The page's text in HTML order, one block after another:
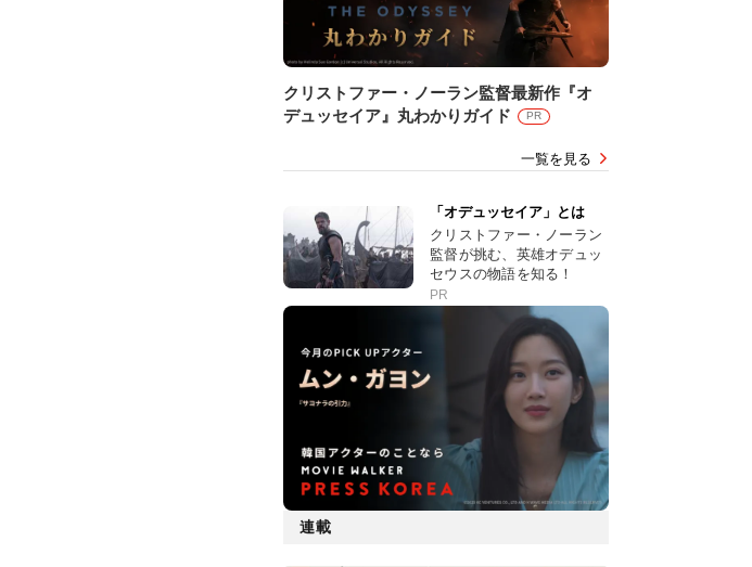
クリストファー・ノーラン監督最新作『オ
デュッセイア』丸わかりガイド
PR
一覧を見る
「オデュッセイア」とは
クリストファー・ノーラン
監督が挑む、英雄オデュッ
セウスの物語を知る！
PR
連載